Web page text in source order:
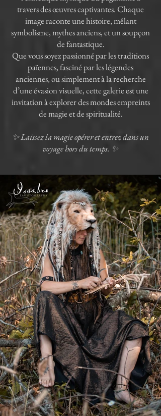
travers des œuvres captivantes. Chaque
image raconte une histoire, mêlant
symbolisme, mythes anciens, et un soupçon
de fantastique.
Que vous soyez passionné par les traditions
païennes, fasciné par les légendes
anciennes, ou simplement à la recherche
d’une évasion visuelle, cette galerie est une
invitation à explorer des mondes empreints
de magie et de spiritualité.
✨ Laissez la magie opérer et entrez dans un
voyage hors du temps. ✨